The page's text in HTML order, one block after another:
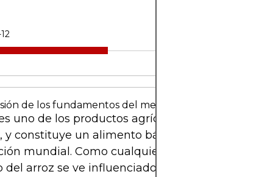
de los fundamentos del mercado del arroz
uno de los productos agrícolas más
y constituye un alimento básico para más de la
mundial. Como cualquier producto esencial,
del arroz se ve influenciado por una compleja